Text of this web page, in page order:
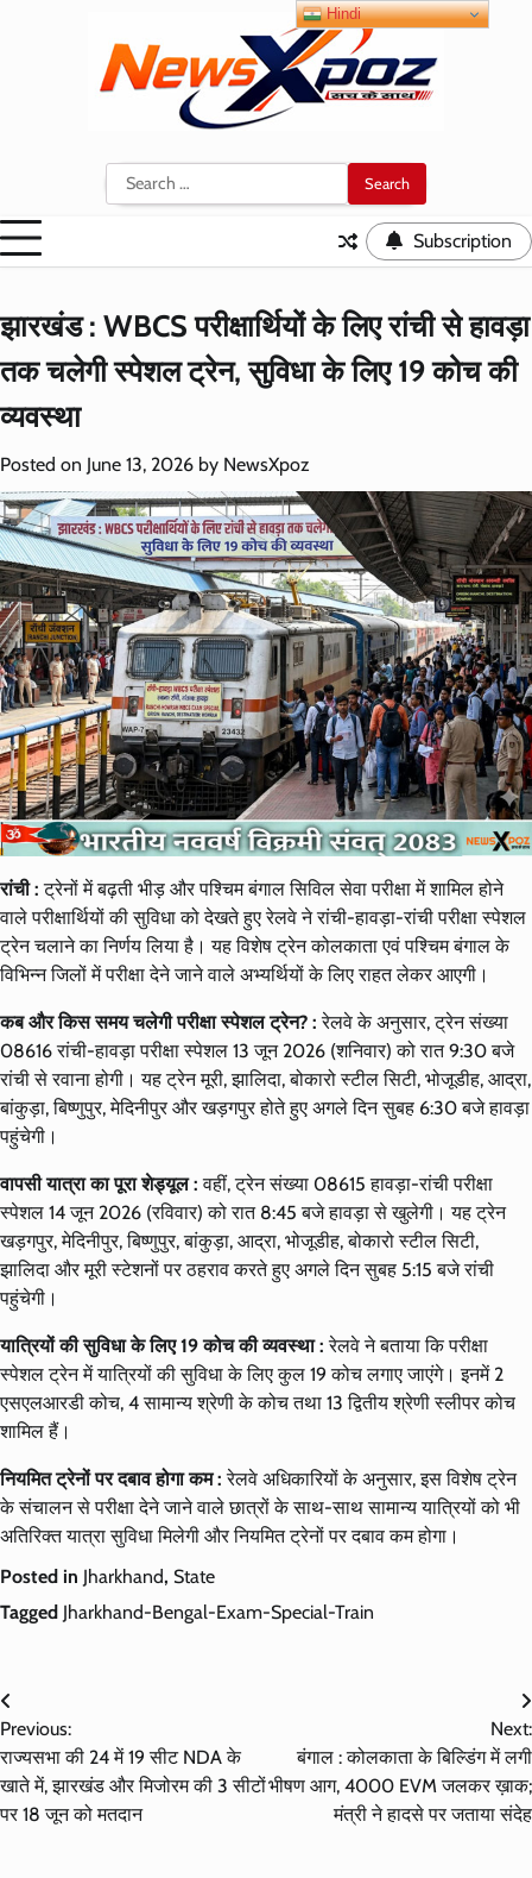
Search
for:
Subscription
झारखंड : WBCS परीक्षार्थियों के लिए रांची से हावड़ा
तक चलेगी स्पेशल ट्रेन, सुविधा के लिए 19 कोच की
व्यवस्था
Posted on June 13, 2026 by NewsXpoz
रांची : ट्रेनों में बढ़ती भीड़ और पश्चिम बंगाल सिविल सेवा परीक्षा में शामिल होने
वाले परीक्षार्थियों की सुविधा को देखते हुए रेलवे ने रांची-हावड़ा-रांची परीक्षा स्पेशल
ट्रेन चलाने का निर्णय लिया है। यह विशेष ट्रेन कोलकाता एवं पश्चिम बंगाल के
विभिन्न जिलों में परीक्षा देने जाने वाले अभ्यर्थियों के लिए राहत लेकर आएगी।
कब और किस समय चलेगी परीक्षा स्पेशल ट्रेन? : रेलवे के अनुसार, ट्रेन संख्या
08616 रांची-हावड़ा परीक्षा स्पेशल 13 जून 2026 (शनिवार) को रात 9:30 बजे
रांची से रवाना होगी। यह ट्रेन मूरी, झालिदा, बोकारो स्टील सिटी, भोजूडीह, आद्रा,
बांकुड़ा, बिष्णुपुर, मेदिनीपुर और खड़गपुर होते हुए अगले दिन सुबह 6:30 बजे हावड़ा
पहुंचेगी।
वापसी यात्रा का पूरा शेड्यूल :वहीं, ट्रेन संख्या 08615 हावड़ा-रांची परीक्षा
स्पेशल 14 जून 2026 (रविवार) को रात 8:45 बजे हावड़ा से खुलेगी। यह ट्रेन
खड़गपुर, मेदिनीपुर, बिष्णुपुर, बांकुड़ा, आद्रा, भोजूडीह, बोकारो स्टील सिटी,
झालिदा और मूरी स्टेशनों पर ठहराव करते हुए अगले दिन सुबह 5:15 बजे रांची
पहुंचेगी।
यात्रियों की सुविधा के लिए 19 कोच की व्यवस्था : रेलवे ने बताया कि परीक्षा
स्पेशल ट्रेन में यात्रियों की सुविधा के लिए कुल 19 कोच लगाए जाएंगे। इनमें 2
एसएलआरडी कोच, 4 सामान्य श्रेणी के कोच तथा 13 द्वितीय श्रेणी स्लीपर कोच
शामिल हैं।
नियमित ट्रेनों पर दबाव होगा कम : रेलवे अधिकारियों के अनुसार, इस विशेष ट्रेन
के संचालन से परीक्षा देने जाने वाले छात्रों के साथ-साथ सामान्य यात्रियों को भी
अतिरिक्त यात्रा सुविधा मिलेगी और नियमित ट्रेनों पर दबाव कम होगा।
Posted in Jharkhand, State
Tagged Jharkhand-Bengal-Exam-Special-Train
Post
navigation
Previous:
राज्यसभा की 24 में 19 सीट NDA के
खाते में, झारखंड और मिजोरम की 3 सीटों
पर 18 जून को मतदान
Next:
बंगाल : कोलकाता के बिल्डिंग में लगी
भीषण आग, 4000 EVM जलकर ख़ाक;
मंत्री ने हादसे पर जताया संदेह
Hindi